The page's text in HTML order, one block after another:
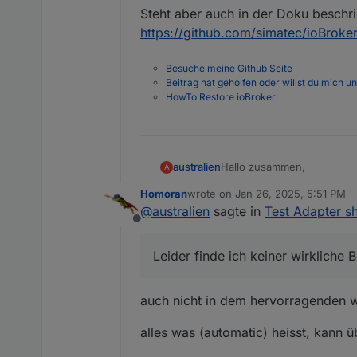
Steht aber auch in der Doku
https://github.com/simatec/
Besuche meine Github Seite
Beitrag hat geholfen oder willst du mich
HowTo Restore ioBroker
A australienHallo zusammen,
ich will nun meine
der größte Brocken.
Leider finde ich keiner
Danke Euch!
Offline
Homoranwrote on Jan 26, 2025, 5:51 PM
last edited by
@australien sagte in Test Adapter
Leider finde ich keiner wirkliche
auch nicht in dem hervorragenden
alles was (automatic) heisst, kann